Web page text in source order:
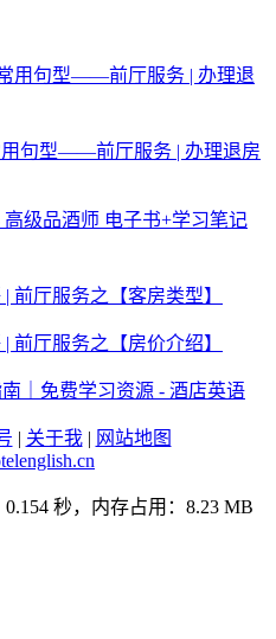
用句型——前厅服务 | 办理退
句型——前厅服务 | 办理退房
高级品酒师 电子书+学习笔记
前厅服务之【客房类型】
前厅服务之【房价介绍】
｜免费学习资源 - 酒店英语
| 关于我 | 网站地图
秒，内存占用：8.23 MB